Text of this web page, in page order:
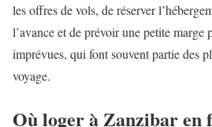
les offres de vols, de réserver
l’avance et de prévoir une petite marge
imprévues, qui font souvent partie des
voyage.
Où loger à Zanzibar en